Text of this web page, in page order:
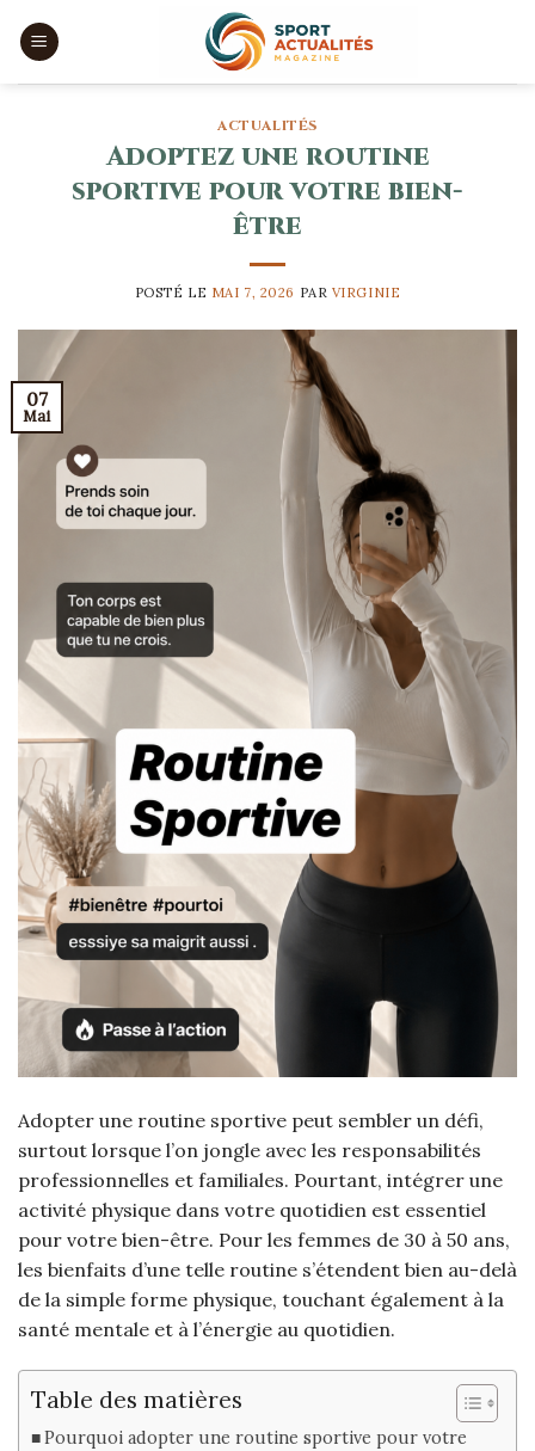
ACTUALITÉS
Adoptez une routine
sportive pour votre bien-
être
POSTÉ LE MAI 7, 2026 PAR VIRGINIE
07
Mai
Adopter une routine sportive peut sembler un défi,
surtout lorsque l’on jongle avec les responsabilités
professionnelles et familiales. Pourtant, intégrer une
activité physique dans votre quotidien est essentiel
pour votre bien-être. Pour les femmes de 30 à 50 ans,
les bienfaits d’une telle routine s’étendent bien au-delà
de la simple forme physique, touchant également à la
santé mentale et à l’énergie au quotidien.
Table des matières
Pourquoi adopter une routine sportive pour votre